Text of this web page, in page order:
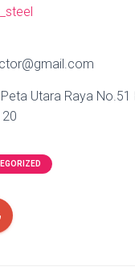
Utara Raya No.51